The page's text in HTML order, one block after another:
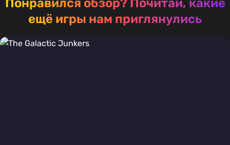
Понравился обзор? Почитай, какие
ещё игры нам приглянулись